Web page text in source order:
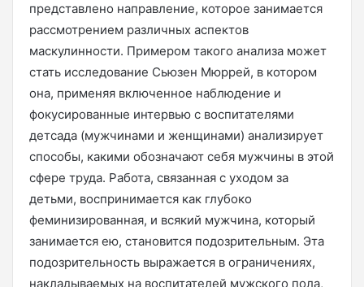
представлено направление, которое занимается
рассмотрением различных аспектов
маскулинности. Примером такого анализа может
стать исследование Сьюзен Мюррей, в котором
она, применяя включенное наблюдение и
фокусированные интервью с воспитателями
детсада (мужчинами и женщинами) анализирует
способы, какими обозначают себя мужчины в этой
сфере труда. Работа, связанная с уходом за
детьми, воспринимается как глубоко
феминизированная, и всякий мужчина, который
занимается ею, становится подозрительным. Эта
подозрительность выражается в ограничениях,
накладываемых на воспитателей мужского пола,